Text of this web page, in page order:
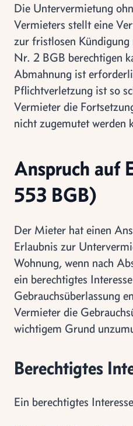
Die Untervermietung
Vermieters stellt eine
zur fristlosen
Nr. 2 BGB berechtigen
Abmahnung ist
Pflichtverletzung ist so
Vermieter die
nicht zugemutet werden
Anspruch auf
553 BGB)
Der Mieter hat einen
Erlaubnis zur
Wohnung, wenn nach
ein berechtigtes
Gebrauchsüberlassung
Vermieter die
wichtigem Grund
Berechtigtes
Ein berechtigtes